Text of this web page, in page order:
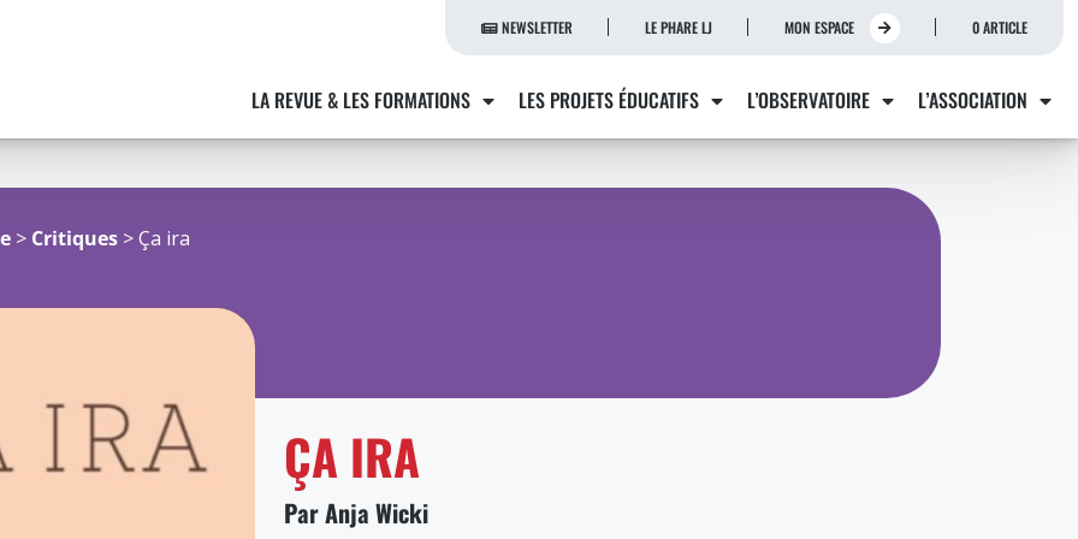
NEWSLETTER LE PHARE LJ MON ESPACE 0 ARTICLE
LA REVUE & LES FORMATIONS LES PROJETS ÉDUCATIFS L’OBSERVATOIRE L’ASSOCIATION
> Critiques > Ça ira
ÇA IRA
Par Anja Wicki